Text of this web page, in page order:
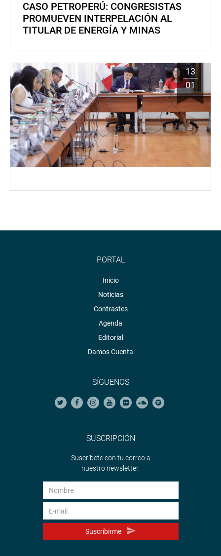
CASO PETROPERÚ: CONGRESISTAS
PROMUEVEN INTERPELACIÓN AL
TITULAR DE ENERGÍA Y MINAS
13
01
PORTAL
Inicio
Noticias
Contrastes
Agenda
Editorial
Damos Cuenta
SÍGUENOS
SUSCRIPCIÓN
Suscríbete con tu correo a
nuestro newsletter.
Suscribirme